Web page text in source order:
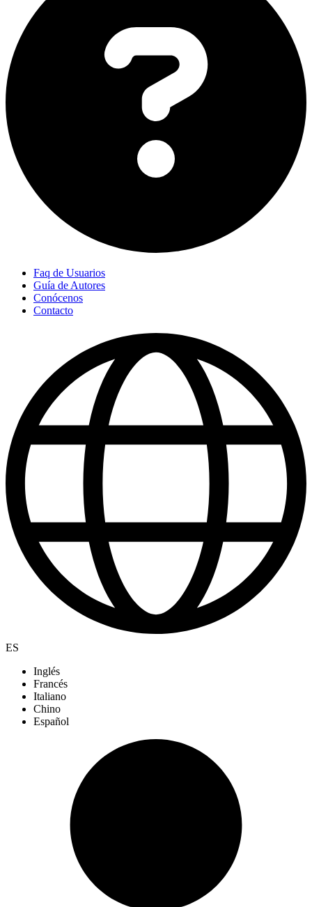
Faq de Usuarios
Guía de Autores
Conócenos
Contacto
ES
Inglés
Francés
Italiano
Chino
Español